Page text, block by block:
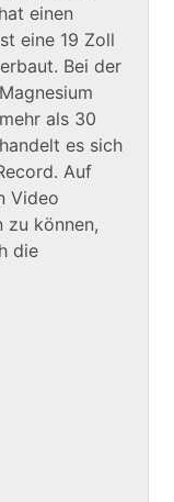
einen
eine 19 Zoll
Bei der
als 30
es sich
Auf
Video
können,
die